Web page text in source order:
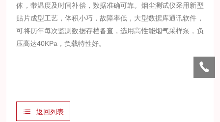
体，带温度及时间补偿，数据准确可靠。烟尘测试仪采用新型
贴片成型工艺，体积小巧，故障率低，大型数据库通讯软件，
可将历年每次监测数据存档备查，选用高性能烟气采样泵，负
压高达40KPa，负载特性好。
返回列表